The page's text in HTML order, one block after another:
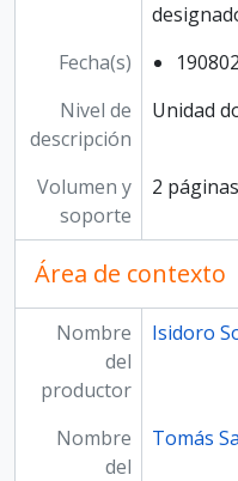
Fecha(s)
Nivel de
descripción
Unidad
Volumen y
soporte
2
Área de contexto
Nombre
del
productor
Isidoro
Nombre
del
Tomás